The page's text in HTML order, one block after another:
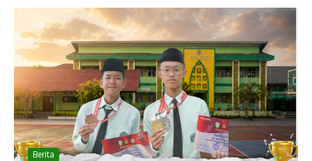
Berita